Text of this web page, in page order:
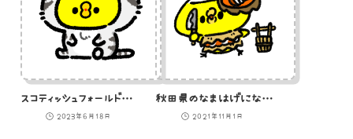
スコティッシュフォールドの着ぐるみを着たひよこ
2023年6月18日
秋田県のなまはげになりきっているひよこのイラスト
2021年11月1日